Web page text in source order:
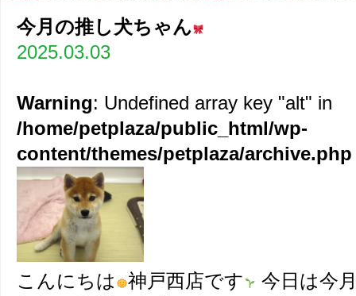
今月の推し犬ちゃん
2025.03.03
Warning: Undefined array key "alt" in
/home/petplaza/public_html/wp-
content/themes/petplaza/archive.php
こんにちは 神戸西店です
今日は今